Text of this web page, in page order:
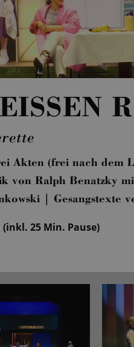
Akten (frei nach dem
von Ralph Benatzky
| Gesangstexte
(inkl. 25 Min. Pause)